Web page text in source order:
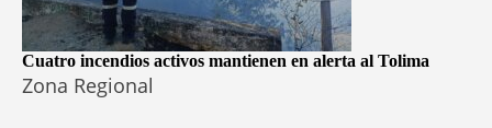
Cuatro incendios activos mantienen en alerta al Tolima
Zona Regional